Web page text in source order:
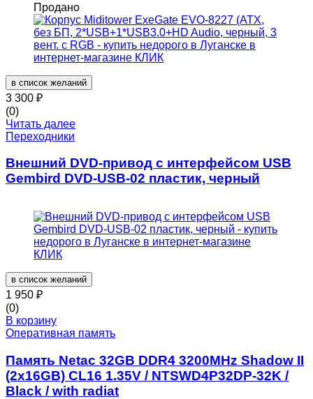
Продано
в список желаний
3 300 ₽
(0)
Читать далее
Переходники
Внешний DVD-привод с интерфейсом USB
Gembird DVD-USB-02 пластик, черный
в список желаний
1 950 ₽
(0)
В корзину
Оперативная память
Память Netac 32GB DDR4 3200MHz Shadow II
(2x16GB) CL16 1.35V / NTSWD4P32DP-32K /
Black / with radiat